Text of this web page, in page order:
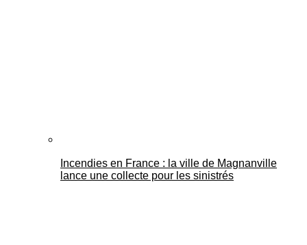
Incendies en France : la ville de Magnanville
lance une collecte pour les sinistrés